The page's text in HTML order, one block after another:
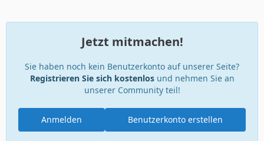
Jetzt mitmachen!
Sie haben noch kein Benutzerkonto auf unserer Seite?
Registrieren Sie sich kostenlosund nehmen Sie an
unserer Community teil!
Benutzerkonto erstellen
Anmelden